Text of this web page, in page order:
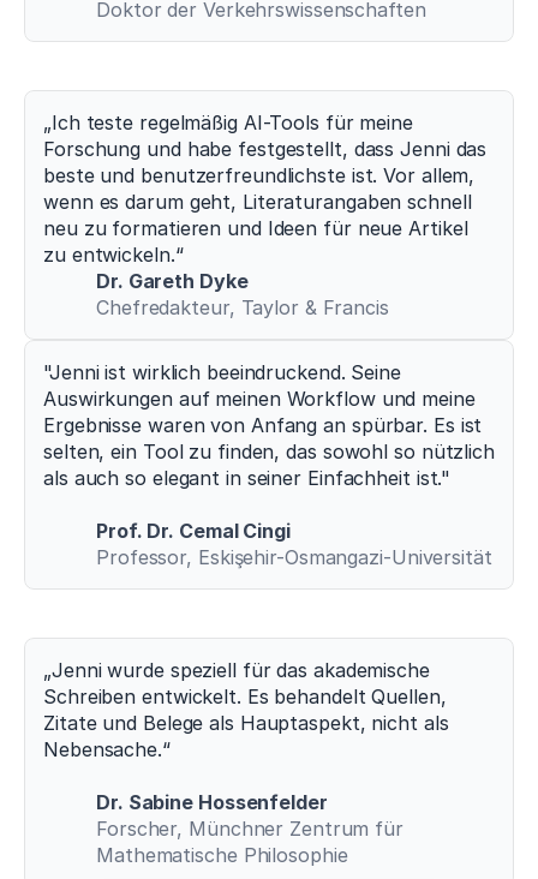
Doktor der Verkehrswissenschaften
„Ich teste regelmäßig AI-Tools für meine
Forschung und habe festgestellt, dass Jenni das
beste und benutzerfreundlichste ist. Vor allem,
wenn es darum geht, Literaturangaben schnell
neu zu formatieren und Ideen für neue Artikel
zu entwickeln.“
Dr. Gareth Dyke
Chefredakteur, Taylor & Francis
"Jenni ist wirklich beeindruckend. Seine
Auswirkungen auf meinen Workflow und meine
Ergebnisse waren von Anfang an spürbar. Es ist
selten, ein Tool zu finden, das sowohl so nützlich
als auch so elegant in seiner Einfachheit ist."
Prof. Dr. Cemal Cingi
Professor, Eskişehir-Osmangazi-Universität
„Jenni wurde speziell für das akademische
Schreiben entwickelt. Es behandelt Quellen,
Zitate und Belege als Hauptaspekt, nicht als
Nebensache.“
Dr. Sabine Hossenfelder
Forscher, Münchner Zentrum für
Mathematische Philosophie